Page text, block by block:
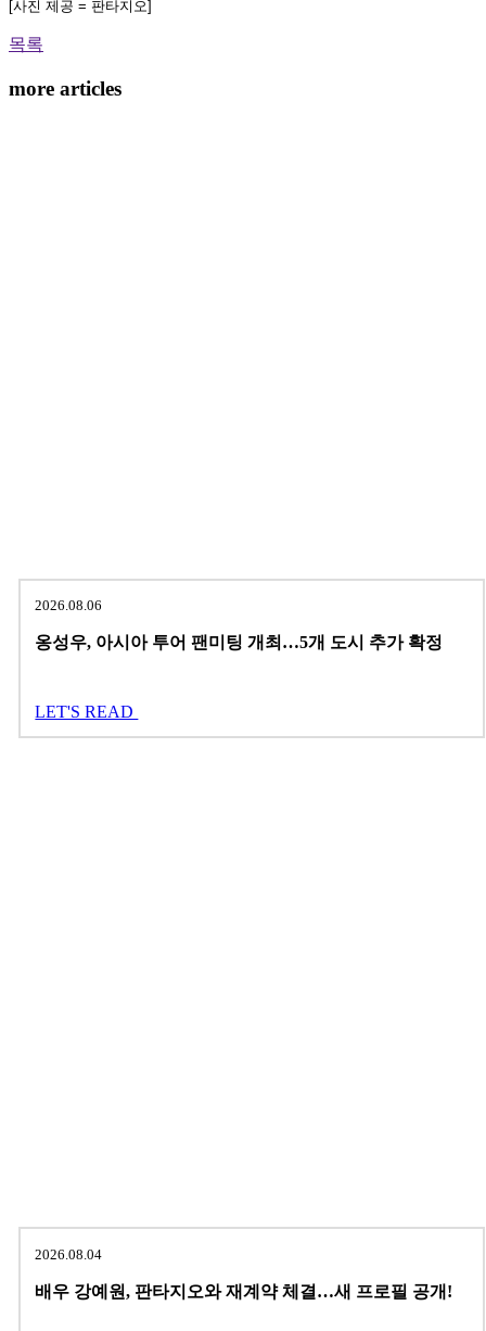
[사진 제공 = 판타지오]
목록
more articles
2026.08.06
옹성우, 아시아 투어 팬미팅 개최…5개 도시 추가 확정
LET'S READ
2026.08.04
배우 강예원, 판타지오와 재계약 체결…새 프로필 공개!